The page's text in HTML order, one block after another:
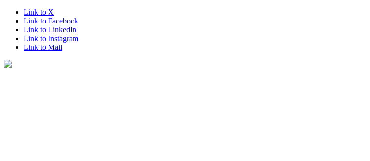
Link to X
Link to Facebook
Link to LinkedIn
Link to Instagram
Link to Mail